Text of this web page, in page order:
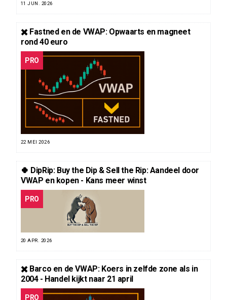
11 JUN. 2026
✖️ Fastned en de VWAP: Opwaarts en magneet
rond 40 euro
PRO
22 MEI 2026
🍀 DipRip: Buy the Dip & Sell the Rip: Aandeel door
VWAP en kopen - Kans meer winst
PRO
20 APR. 2026
✖️ Barco en de VWAP: Koers in zelfde zone als in
2004 - Handel kijkt naar 21 april
PRO